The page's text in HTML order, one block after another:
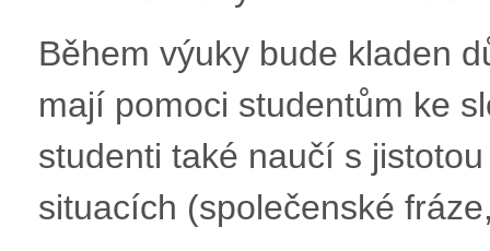
Během výuky bude kladen
mají pomoci studentům ke
studenti také naučí s
situacích (společenské